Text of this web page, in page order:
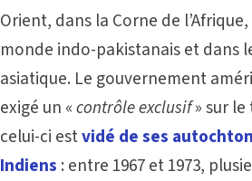
Orient, dans la Corne de
monde indo-pakistanais et dans
asiatique. Le gouvernement
exigé un «contrôle exclusif» sur
celui-ci estvidé de ses
Indiens : entre 1967 et 1973,